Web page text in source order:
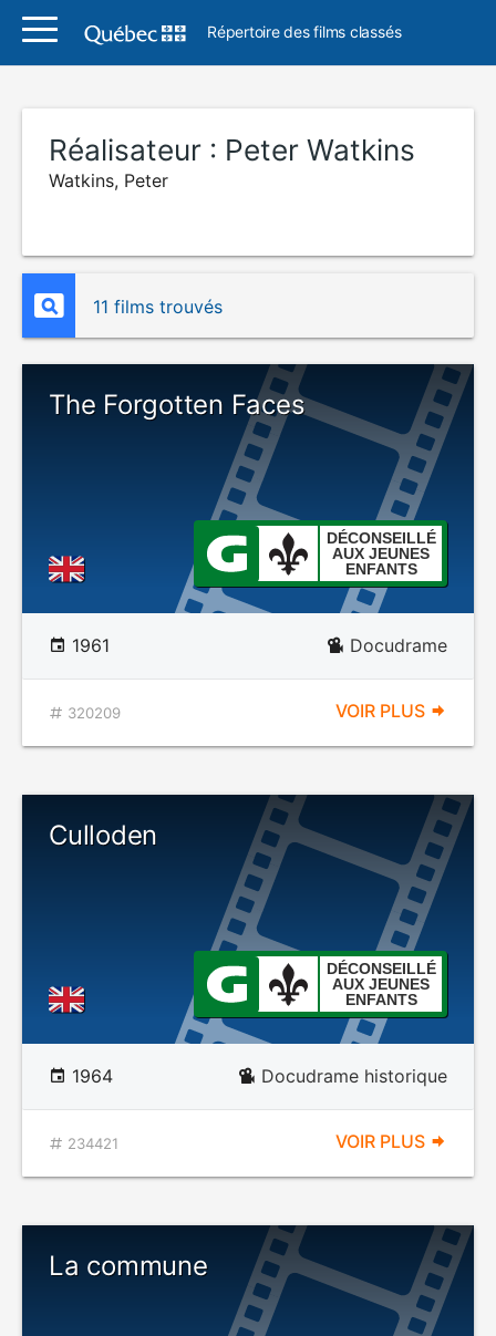
Répertoire des films classés
Réalisateur : Peter Watkins
Watkins, Peter
11 films trouvés
The Forgotten Faces
DÉCONSEILLÉ
AUX JEUNES
ENFANTS
1961 Docudrame
320209 VOIR PLUS
Culloden
DÉCONSEILLÉ
AUX JEUNES
ENFANTS
1964 Docudrame historique
234421 VOIR PLUS
La commune